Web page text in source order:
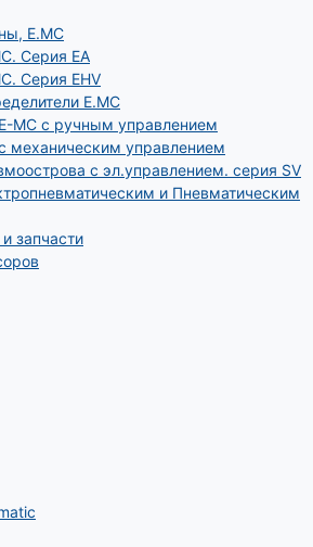
Е.МС
Серия EA
Серия EHV
E.MC
MC с ручным управлением
механическим управлением
с эл.управлением. серия SV
и Пневматическим
запчасти